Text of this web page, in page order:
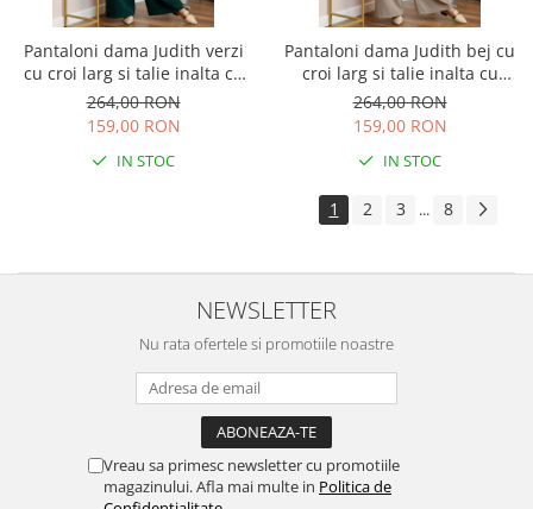
Pantaloni dama Judith verzi
cu croi larg si talie inalta cu
curea
264,00 RON
159,00 RON
IN STOC
Pantaloni dama Judith bej cu
croi larg si talie inalta cu
curea
264,00 RON
159,00 RON
IN STOC
1 2 3 ... 8
NEWSLETTER
Nu rata ofertele si promotiile noastre
Vreau sa primesc newsletter cu promotiile
magazinului. Afla mai multe in Politica de